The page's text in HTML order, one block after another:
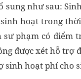
sung như sau:
hoạt trong
phạm có điểm
được xét hỗ trợ
hoạt phí cho